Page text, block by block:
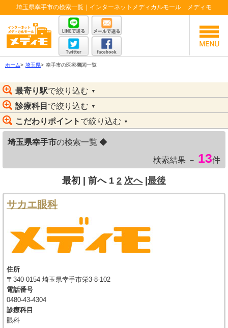
埼玉県幸手市の検索一覧｜インターネットメディカルモール メディモ
ホーム> 埼玉県> 幸手市の医療機関一覧
最寄り駅で絞り込む ▼
診療科目 で絞り込む ▼
こだわりポイント で絞り込む ▼
埼玉県幸手市の検索一覧 ◆
検索結果 － 13件
最初 | 前へ 1 2 次へ|最後
サカエ眼科
住所
〒340-0154 埼玉県幸手市栄3-8-102
電話番号
0480-43-4304
診療科目
眼科